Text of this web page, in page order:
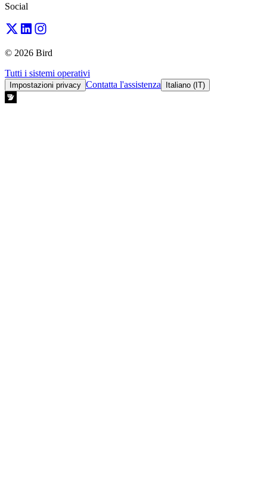
Social
© 2026 Bird
Tutti i sistemi operativi
Impostazioni privacy Contatta l'assistenza Italiano (IT)